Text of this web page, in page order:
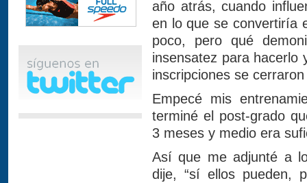
año atrás, cuando
en lo que se convertiría
poco, pero qué
insensatez para hacerlo
inscripciones se
Empecé mis
terminé el post-grado
3 meses y medio era
Así que me adjunté a
dije, “sí ellos pueden,